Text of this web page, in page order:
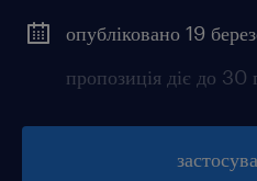
опубліковано 19
пропозиція діє до 30